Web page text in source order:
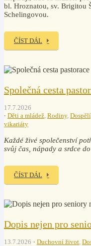
bl. Hroznatou, sv. Brigitou
Schelingovou.
ČÍST DÁL
Společná cesta
17.7.2026
Děti a mládež, Rodiny,
vikariáty
Každé živé společenství
svůj čas, nápady a srdce
ČÍST DÁL
Dopis nejen pro
13.7.2026 Duchovní život,